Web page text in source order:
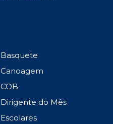
Basquete
Canoagem
COB
Dirigente do Mês
Escolares